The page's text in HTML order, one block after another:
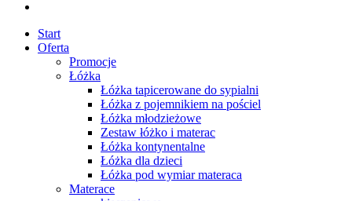
Start
Oferta
Promocje
Łóżka
Łóżka tapicerowane do sypialni
Łóżka z pojemnikiem na pościel
Łóżka młodzieżowe
Zestaw łóżko i materac
Łóżka kontynentalne
Łóżka dla dzieci
Łóżka pod wymiar materaca
Materace